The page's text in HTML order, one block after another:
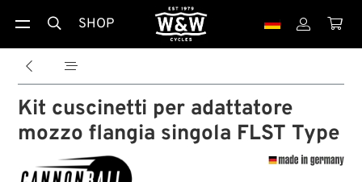
 SHOP  
 
Kit cuscinetti per adattatore
mozzo flangia singola FLST Type